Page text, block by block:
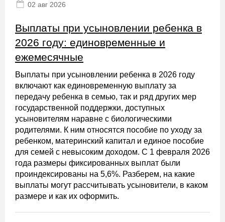
02 авг 2026
Выплаты при усыновлении ребенка в
2026 году: единовременные и
ежемесячные
Выплаты при усыновлении ребенка в 2026 году
включают как единовременную выплату за
передачу ребенка в семью, так и ряд других мер
государственной поддержки, доступных
усыновителям наравне с биологическими
родителями. К ним относятся пособие по уходу за
ребенком, материнский капитал и единое пособие
для семей с невысоким доходом. С 1 февраля 2026
года размеры фиксированных выплат были
проиндексированы на 5,6%. Разберем, на какие
выплаты могут рассчитывать усыновители, в каком
размере и как их оформить.